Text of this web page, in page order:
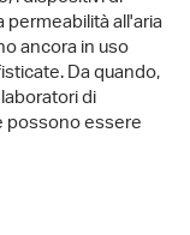
all'aria
ancora in uso
Da quando,
di
possono essere